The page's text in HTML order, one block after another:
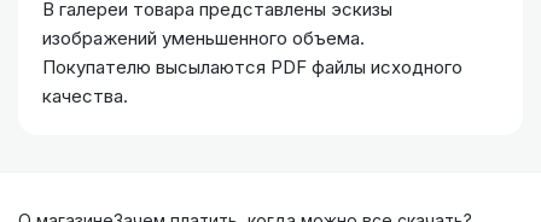
В галереи товара представлены эскизы
изображений уменьшенного объема.
Покупателю высылаются PDF файлы исходного
качества.